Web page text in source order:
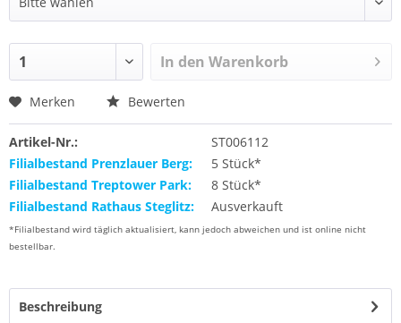
In den Warenkorb
Merken Bewerten
Artikel-Nr.:
ST006112
Filialbestand Prenzlauer Berg:
5 Stück*
Filialbestand Treptower Park:
8 Stück*
Filialbestand Rathaus Steglitz:
Ausverkauft
*Filialbestand wird täglich aktualisiert, kann jedoch abweichen und ist online nicht
bestellbar.
Beschreibung